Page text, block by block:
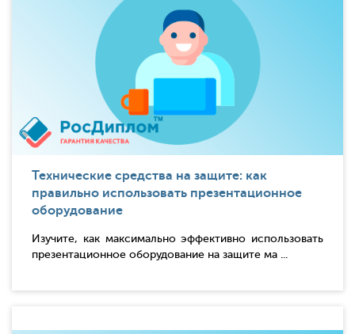
Технические средства на защите: как
правильно использовать презентационное
оборудование
Изучите, как максимально эффективно использовать
презентационное оборудование на защите ма ...